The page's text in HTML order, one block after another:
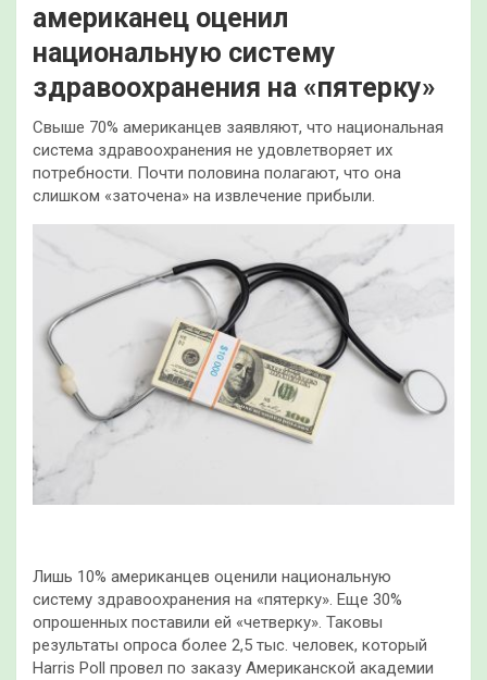
американец оценил
национальную систему
здравоохранения на «пятерку»
Свыше 70% американцев заявляют, что национальная
система здравоохранения не удовлетворяет их
потребности. Почти половина полагают, что она
слишком «заточена» на извлечение прибыли.
Лишь 10% американцев оценили национальную
систему здравоохранения на «пятерку». Еще 30%
опрошенных поставили ей «четверку». Таковы
результаты опроса более 2,5 тыс. человек, который
Harris Poll провел по заказу Американской академии